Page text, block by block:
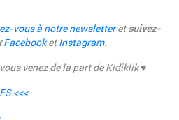
vous à notre newsletteretsuivez-
FacebooketInstagram.
venez de la part de Kidiklik ♥
<<<